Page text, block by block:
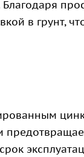
в грунт,